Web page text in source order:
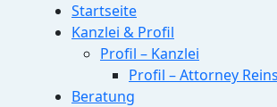
Startseite
Kanzlei & Profil
Profil – Kanzlei
Profil – Attorney
Beratung